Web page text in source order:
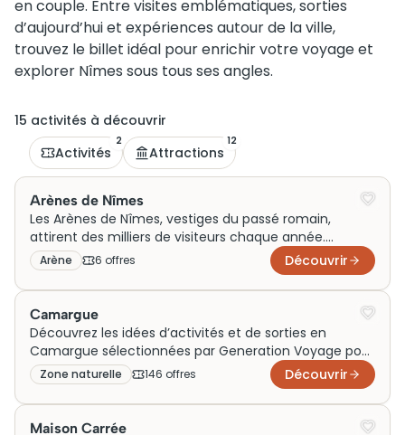
en couple. Entre visites emblématiques, sorties
d’aujourd’hui et expériences autour de la ville,
trouvez le billet idéal pour enrichir votre voyage et
explorer Nîmes sous tous ses angles.
15 activités à découvrir
Activités
2
Attractions
12
Arènes de Nîmes
Les Arènes de Nîmes, vestiges du passé romain,
attirent des milliers de visiteurs chaque année.
Construites au Ier siècle, ces arènes étaient à l’origine
dédiées aux combats de gladiateurs. Leur structure
imposante et bien préservée permet une plongée
fascinante dans l’histoire. Aujourd’hui, elles accueillent
spectacles et concerts, renforçant leur rôle culturel.
Achetez vos billets pour une visite inoubliable et
découvrez ce symbole intemporel de la ville de Nîmes.
Arène 6 offres Découvrir
Camargue
Découvrez les idées d’activités et de sorties en
Camargue sélectionnées par Generation Voyage pour
enrichir votre voyage. Que vous soyez en famille, en
couple ou en week‑end, profitez de visites
authentiques autour des marais, des chevaux et des
traditions locales pour vivre des expériences
Zone naturelle 146 offres Découvrir
Maison Carrée